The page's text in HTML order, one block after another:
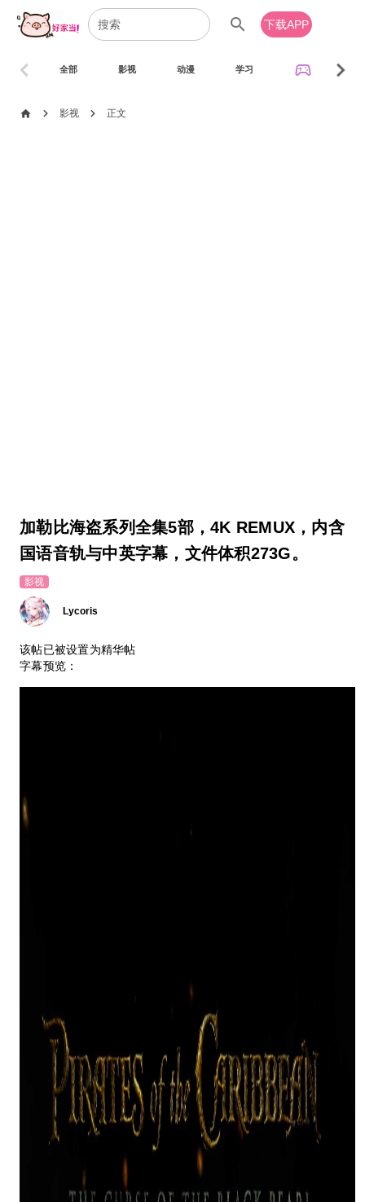
search 下载APP
全部 影视 动漫 学习 sports_esports
chevron_left chevron_right
home chevron_right 影视 chevron_right 正文
加勒比海盗系列全集5部，4K REMUX，内含
国语音轨与中英字幕，文件体积273G。
影视
Lycoris
该帖已被设置为精华帖
字幕预览：